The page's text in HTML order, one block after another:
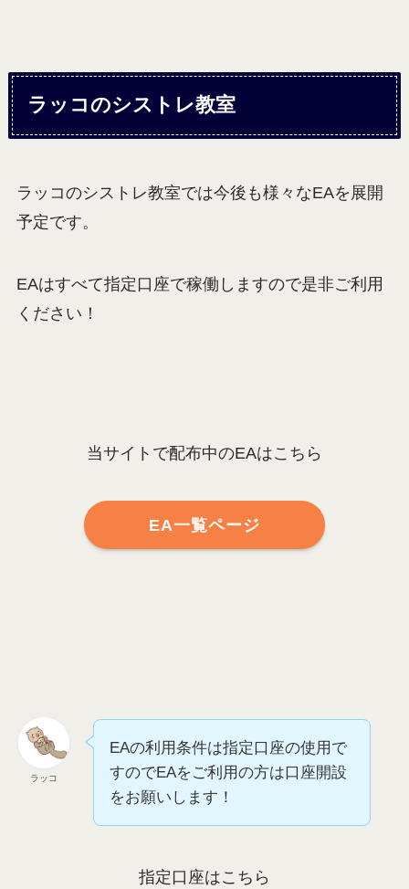
ラッコのシストレ教室
ラッコのシストレ教室では今後も様々なEAを展開
予定です。
EAはすべて指定口座で稼働しますので是非ご利用
ください！
当サイトで配布中のEAはこちら
EA一覧ページ
ラッコ
EAの利用条件は指定口座の使用で
すのでEAをご利用の方は口座開設
をお願いします！
指定口座はこちら